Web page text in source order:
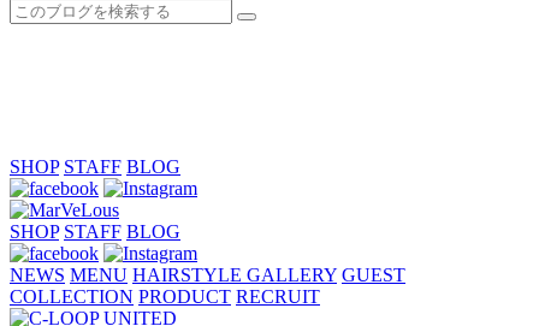
SHOP STAFF BLOG
SHOP STAFF BLOG
NEWS MENU HAIRSTYLE GALLERY GUEST
COLLECTION PRODUCT RECRUIT